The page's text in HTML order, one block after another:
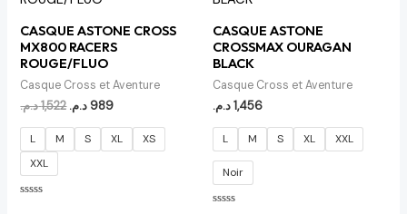
CASQUE ASTONE CROSS
MX800 RACERS
ROUGE/FLUO
Casque Cross et Aventure
1,522د.م. 989 د.م.
L M S XL
XS
XXL
CASQUE ASTONE
CROSSMAX OURAGAN
BLACK
Casque Cross et Aventure
1,456د.م.
L M S XL XXL
Noir